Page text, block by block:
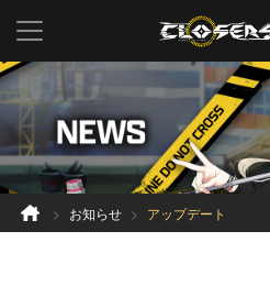
お知らせ アップデート